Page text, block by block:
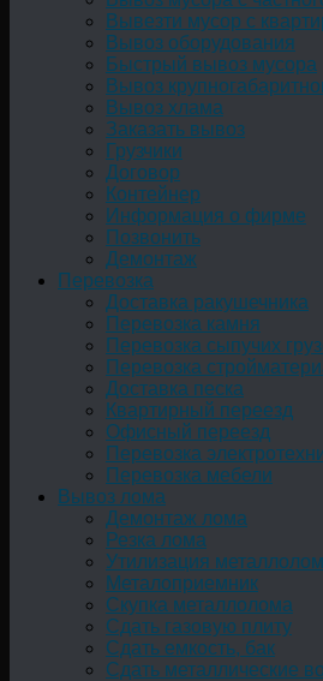
Вывезти мусор с
Вывоз оборудования
Быстрый вывоз мусора
Вывоз
Вывоз хлама
Заказать вывоз
Грузчики
Договор
Контейнер
Информация о фирме
Позвонить
Демонтаж
Перевозка
Доставка ракушечника
Перевозка камня
Перевозка сыпучих
Перевозка
Доставка песка
Квартирный переезд
Офисный переезд
Перевозка
Перевозка мебели
Вывоз лома
Демонтаж лома
Резка лома
Утилизация
Металоприемник
Скупка металлолома
Сдать газовую плиту
Сдать емкость, бак
Cдать металлические